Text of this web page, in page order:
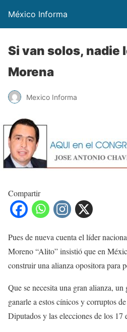
México Informa
Si van solos, nadie
Morena
Mexico Informa
Compartir
Pues de nueva cuenta el líder
Moreno “Alito” insistió que en
construir una alianza opositora para
Que se necesita una gran alianza,
ganarle a estos cínicos y corruptos
Diputados y las elecciones de los 17